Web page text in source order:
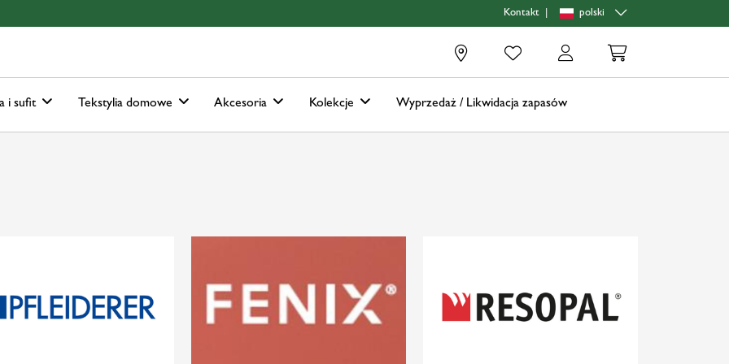
Kontakt polski
i sufit Tekstylia domowe Akcesoria Kolekcje Wyprzedaż / Likwidacja zapasów